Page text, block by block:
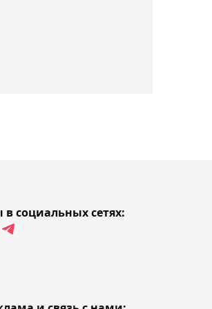
"Уимблдона"
к двум финалам
социальных сетях: